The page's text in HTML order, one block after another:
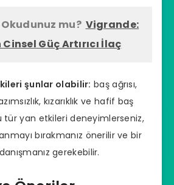
mu? Vigrande:
Güç Artırıcı İlaç
şunlar olabilir: baş ağrısı,
kızarıklık ve hafif baş
tür yan etkileri deneyimlerseniz,
bırakmanız önerilir ve bir
gerekebilir.